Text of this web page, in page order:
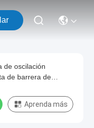
de oscilación
de barrera de
Aprenda más